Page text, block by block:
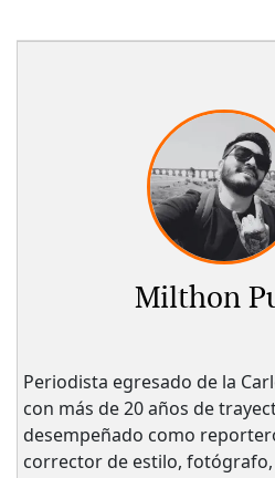
Milthon
Periodista egresado de la
con más de 20 años de
desempeñado como
corrector de estilo,